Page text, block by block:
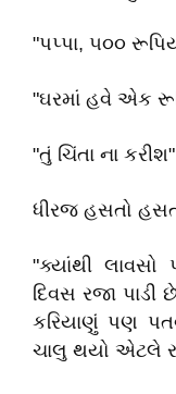
"પપ્પા, ૫૦૦
"ઘરમાં હવે એક
"તું ચિંતા ના
ધીરજ હસતો
"ક્યાંથી
દિવસ રજા
કરિયાણું પણ
ચાલુ થયો એટલે